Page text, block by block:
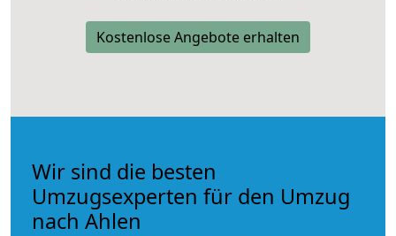
Kostenlose Angebote erhalten
Wir sind die besten
Umzugsexperten für den Umzug
nach Ahlen